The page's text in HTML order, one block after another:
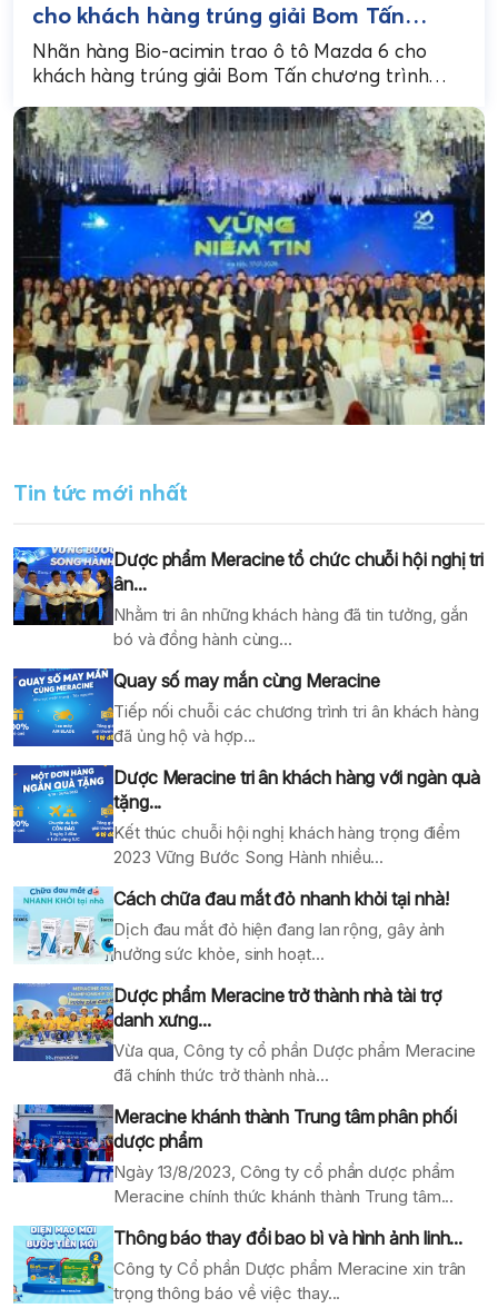
cho khách hàng trúng giải Bom Tấn
chương trình “Bio-acimin trên tay – Mở
ngay quà khủng”
Nhãn hàng Bio-acimin trao ô tô Mazda 6 cho
khách hàng trúng giải Bom Tấn chương trình
Tin tức mới nhất
Dược phẩm Meracine tổ chức chuỗi hội nghị tri
ân...
Nhằm tri ân những khách hàng đã tin tưởng, gắn
bó và đồng hành cùng...
Quay số may mắn cùng Meracine
Tiếp nối chuỗi các chương trình tri ân khách hàng
đã ủng hộ và hợp...
Dược Meracine tri ân khách hàng với ngàn quà
tặng...
Kết thúc chuỗi hội nghị khách hàng trọng điểm
2023 Vững Bước Song Hành nhiều...
Cách chữa đau mắt đỏ nhanh khỏi tại nhà!
Dịch đau mắt đỏ hiện đang lan rộng, gây ảnh
hưởng sức khỏe, sinh hoạt...
Dược phẩm Meracine trở thành nhà tài trợ
danh xưng...
Vừa qua, Công ty cổ phần Dược phẩm Meracine
đã chính thức trở thành nhà...
Meracine khánh thành Trung tâm phân phối
dược phẩm
Ngày 13/8/2023, Công ty cổ phần dược phẩm
Meracine chính thức khánh thành Trung tâm...
Thông báo thay đổi bao bì và hình ảnh linh...
Công ty Cổ phần Dược phẩm Meracine xin trân
trọng thông báo về việc thay...